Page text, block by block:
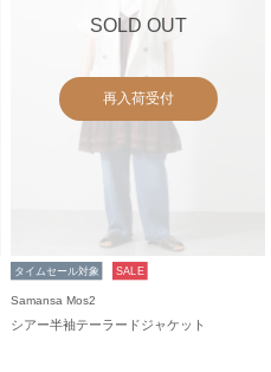
SOLD OUT
再入荷受付
タイムセール対象 SALE
Samansa Mos2
シアー半袖テーラードジャケット